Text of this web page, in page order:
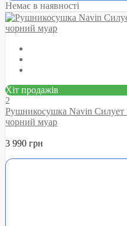
Немає в наявності
Хіт продажів
2
Рушникосушка Navin Силует
чорний муар
3 990 грн